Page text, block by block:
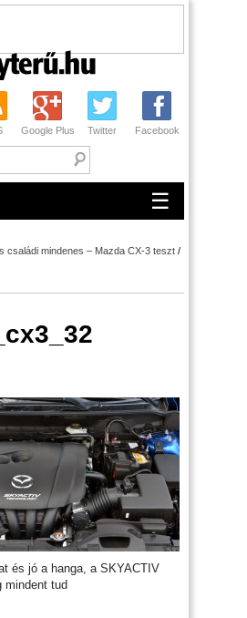
Google Plus Twitter Facebook
☰
családi mindenes – Mazda CX-3 teszt /
és jó a hanga, a SKYACTIV
mindent tud